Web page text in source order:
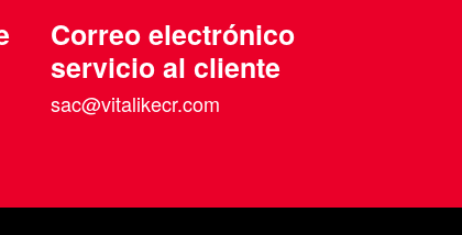
Correo electrónico
servicio al cliente
sac@vitalikecr.com